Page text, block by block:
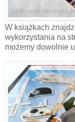
W książkach
wykorzystania na
możemy dowolnie